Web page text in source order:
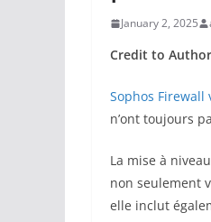
January 2, 2025
Credit to
Sophos Firewall
n’ont toujours
La mise à
non seulement
elle inclut